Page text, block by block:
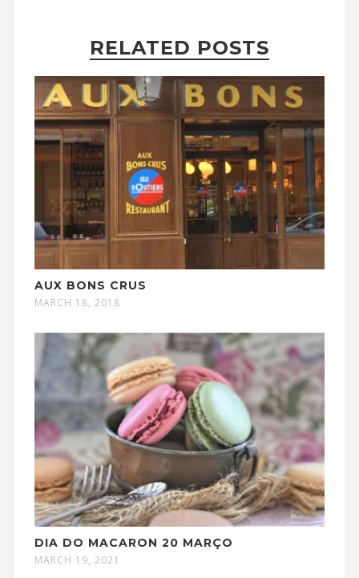
RELATED POSTS
AUX BONS CRUS
MARCH 18, 2018
DIA DO MACARON 20 MARÇO
MARCH 19, 2021